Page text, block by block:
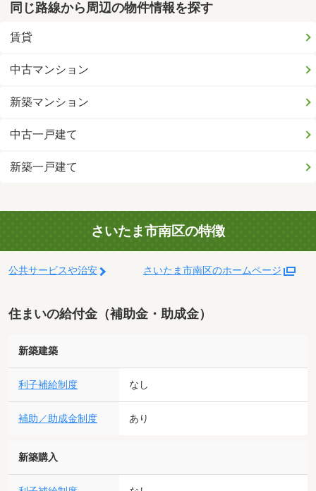
同じ路線から周辺の物件情報を探す
賃貸
中古マンション
新築マンション
中古一戸建て
新築一戸建て
さいたま市南区の特徴
公共サービスや治安 さいたま市南区のホームページ
住まいの給付金（補助金・助成金）
新築建築
利子補給制度 なし
補助／助成金制度 あり
新築購入